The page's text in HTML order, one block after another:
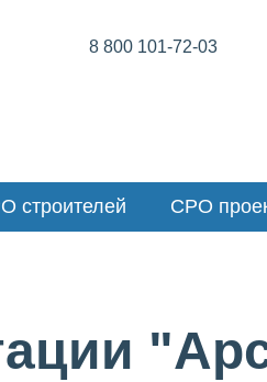
8 800 101-72-03
строителей СРО